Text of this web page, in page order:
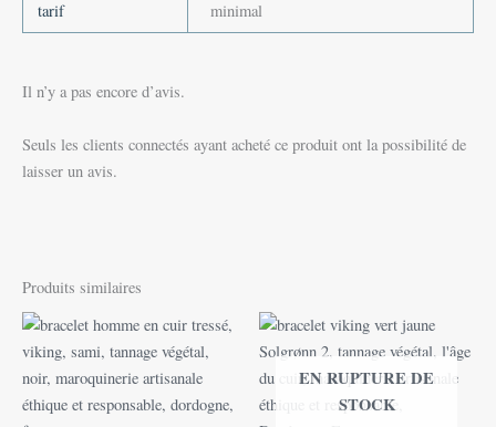
tarif
minimal
Il n’y a pas encore d’avis.
Seuls les clients connectés ayant acheté ce produit ont la possibilité de
laisser un avis.
Produits similaires
EN RUPTURE DE
STOCK
Plage
prix :
26,00 €
à
36,00 €
Ce
produit
a